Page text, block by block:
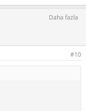
Daha fazla
#10